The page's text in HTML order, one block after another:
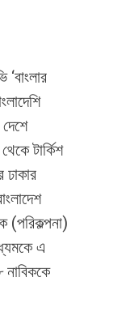
টার্কিশ
ঢাকার
(পরিকল্পনা)
এ